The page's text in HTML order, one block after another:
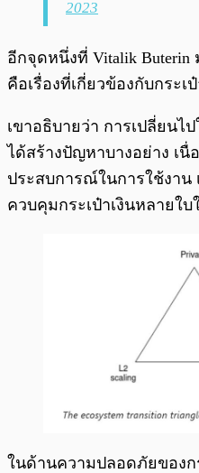
2023
อีกจุดหนึ่งที่ Vitalik Buterin
คือเรื่องที่เกี่ยวข้องกับกระเป๋
เขาอธิบายว่า การเปลี่ยนไป
ได้สร้างปัญหาบางอย่าง เ
ประสบการณ์ในการใช้งาน
ควบคุมกระเป๋าเงินหลายใบ
ในด้านความปลอดภัยของก